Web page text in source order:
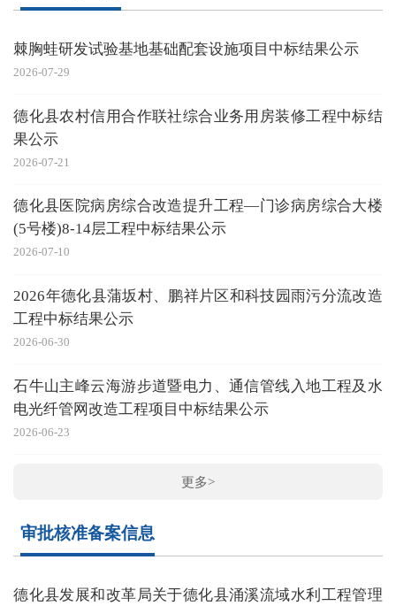
棘胸蛙研发试验基地基础配套设施项目中标结果公示
2026-07-29
德化县农村信用合作联社综合业务用房装修工程中标结
果公示
2026-07-21
德化县医院病房综合改造提升工程—门诊病房综合大楼
(5号楼)8-14层工程中标结果公示
2026-07-10
2026年德化县蒲坂村、鹏祥片区和科技园雨污分流改造
工程中标结果公示
2026-06-30
石牛山主峰云海游步道暨电力、通信管线入地工程及水
电光纤管网改造工程项目中标结果公示
2026-06-23
更多>
审批核准备案信息
德化县发展和改革局关于德化县涌溪流域水利工程管理